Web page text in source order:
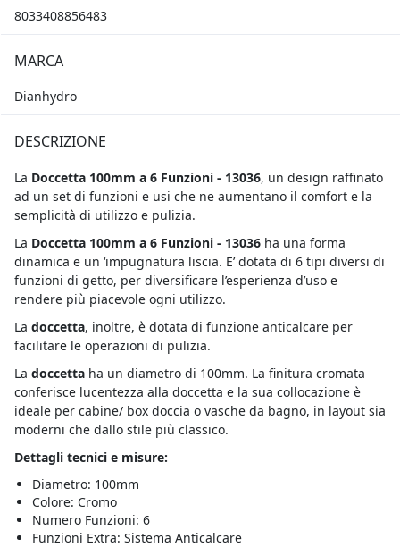
8033408856483
MARCA
Dianhydro
DESCRIZIONE
La Doccetta 100mm a 6 Funzioni - 13036, un design raffinato
ad un set di funzioni e usi che ne aumentano il comfort e la
semplicità di utilizzo e pulizia.
La Doccetta 100mm a 6 Funzioni - 13036 ha una forma
dinamica e un ‘impugnatura liscia. E’ dotata di 6 tipi diversi di
funzioni di getto, per diversificare l’esperienza d’uso e
rendere più piacevole ogni utilizzo.
La doccetta, inoltre, è dotata di funzione anticalcare per
facilitare le operazioni di pulizia.
La doccetta ha un diametro di 100mm. La finitura cromata
conferisce lucentezza alla doccetta e la sua collocazione è
ideale per cabine/ box doccia o vasche da bagno, in layout sia
moderni che dallo stile più classico.
Dettagli tecnici e misure:
Diametro: 100mm
Colore: Cromo
Numero Funzioni: 6
Funzioni Extra: Sistema Anticalcare